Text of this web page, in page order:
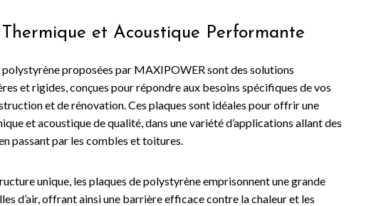
et Acoustique Performante
polystyrène proposées par MAXIPOWER sont des solutions
et rigides, conçues pour répondre aux besoins spécifiques de vos
et de rénovation. Ces plaques sont idéales pour offrir une
et acoustique de qualité, dans une variété d’applications allant des
passant par les combles et toitures.
unique, les plaques de polystyrène emprisonnent une grande
d’air, offrant ainsi une barrière efficace contre la chaleur et les